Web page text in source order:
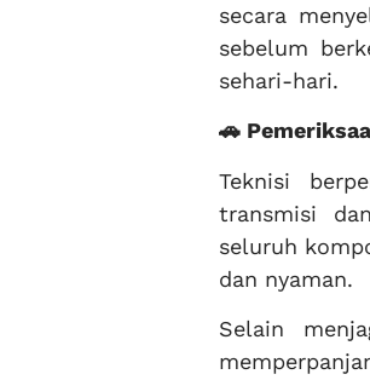
secara
sebelum
sehari-hari.
🚗
Teknisi
transmisi
seluruh
dan nyaman.
Selain